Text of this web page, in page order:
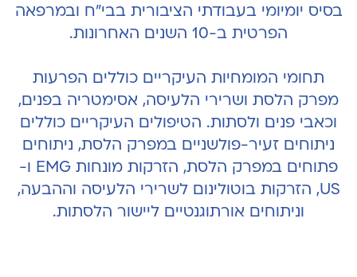
בסיס יומיומי בעבודתי הציבורית בבי"ח ובמרפאה
הפרטית ב-10 השנים האחרונות.
תחומי המומחיות העיקריים כוללים הפרעות
מפרק הלסת ושרירי הלעיסה, אסימטריה בפנים,
וכאבי פנים ולסתות. הטיפולים העיקריים כוללים
ניתוחים זעיר-פולשניים במפרק הלסת, ניתוחים
פתוחים במפרק הלסת, הזרקות מונחות EMG ו-
US, הזרקות בוטולינום לשרירי הלעיסה וההבעה,
וניתוחים אורתוגנטיים ליישור הלסתות.